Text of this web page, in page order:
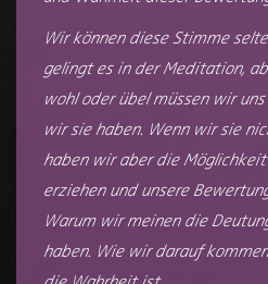
Wir können diese Stimme
gelingt es in der Meditation,
wohl oder übel müssen wir
wir sie haben. Wenn wir sie
haben wir aber die
erziehen und unsere
Warum wir meinen die
haben. Wie wir darauf